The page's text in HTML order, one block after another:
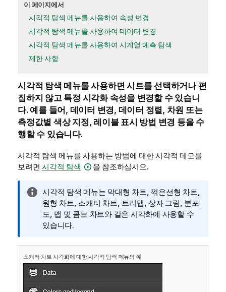
이 페이지에서
시각적 탐색 메뉴를 사용하여 속성 변경
시각적 탐색 메뉴를 사용하여 데이터 변경
시각적 탐색 메뉴를 사용하여 시계열 예측 탐색
제한 사항
시각적 탐색 메뉴를 사용하면 시트를선택하거나 편
집하지 않고 특정 시각화 속성을 변경할 수 있습니
다. 예를 들어, 데이터 변경, 데이터 정렬, 차원 또는
측정값별 색상 지정, 레이블 표시 방법 변경 등을 수
행할 수 있습니다.
시각적 탐색 메뉴를 사용하는 방법에 대한 시각적 데모를
보려면 시각적 탐색 을 참조하십시오.
정
보
메
모
시각적 탐색 메뉴는 막대형 차트, 꺾은선형 차트,
원형 차트, 스캐터 차트, 트리맵, 상자 그림, 분포
도, 맵 및 콤보 차트와 같은 시각화에 사용할 수
있습니다.
스캐터 차트 시각화에 대한 시각적 탐색 메뉴의 예